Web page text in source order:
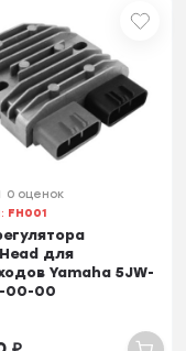
0 оценок
FH001
для
Yamaha 5JW-
00-00